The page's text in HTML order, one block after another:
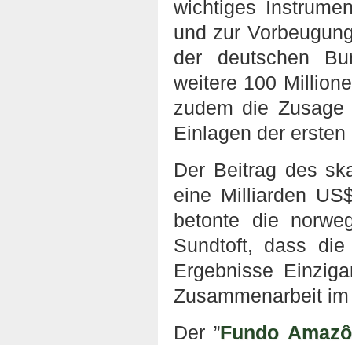
wichtiges
und zur
der deutschen
weitere 100
zudem die
Einlagen der
Der Beitrag des
eine Milliarden
betonte die
Sundtoft, dass
Ergebnisse
Zusammenarbeit
Der ”Fundo